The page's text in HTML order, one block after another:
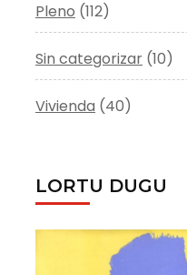
Pleno (112)
Sin categorizar (10)
Vivienda (40)
LORTU DUGU